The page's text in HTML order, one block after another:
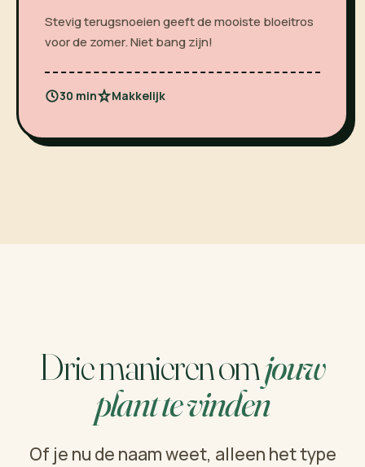
Stevig terugsnoeien geeft de mooiste bloeitros
voor de zomer. Niet bang zijn!
30 min Makkelijk
Drie manieren omjouw
plant te vinden
Of je nu de naam weet, alleen het type